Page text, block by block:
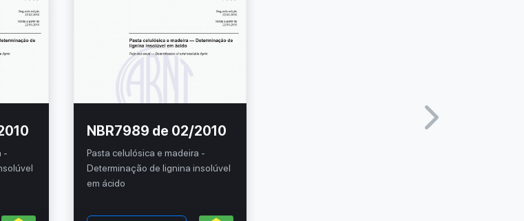
-
NBR7989 de 02/2010
Pasta celulósica e madeira -
Determinação de lignina insolúvel
em ácido